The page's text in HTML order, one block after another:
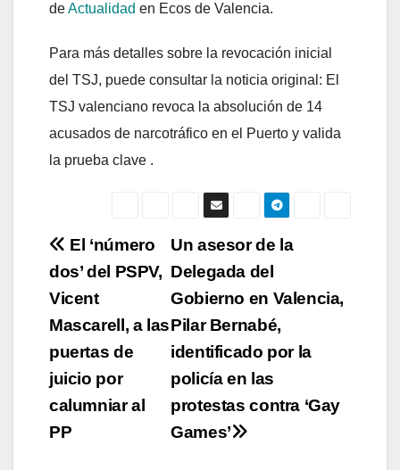
deActualidad en Ecos de Valencia.
Para más detalles sobre la revocación inicial
del TSJ, puede consultar la noticia original: El
TSJ valenciano revoca la absolución de 14
acusados de narcotráfico en el Puerto y valida
la prueba clave .
Navegación
de
entradas
Un asesor de la
Delegada del
Gobierno en Valencia,
Pilar Bernabé,
identificado por la
policía en las
protestas contra ‘Gay
Games’
El ‘número
dos’ del PSPV,
Vicent
Mascarell, a las
puertas de
juicio por
calumniar al
PP